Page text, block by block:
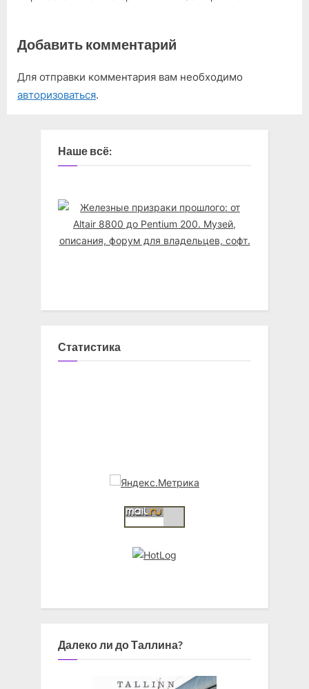
Добавить комментарий
Для отправки комментария вам необходимо
авторизоваться.
Наше всё:
Статистика
Далеко ли до Таллина?